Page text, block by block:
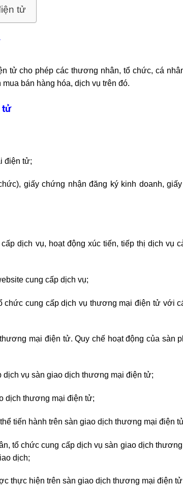
tử
tử cho phép các thương nhân, tổ chức, cá
bán hàng hóa, dịch vụ trên đó.
tử
điện tử;
giấy chứng nhận đăng ký kinh doanh,
dịch vụ, hoạt động xúc tiến, tiếp thị dịch vụ
cung cấp dịch vụ;
cung cấp dịch vụ thương mại điện tử với
mại điện tử. Quy chế hoạt động của sàn
vụ sàn giao dịch thương mại điện tử;
dịch thương mại điện tử;
tiến hành trên sàn giao dịch thương mại điện
tổ chức cung cấp dịch vụ sàn giao dịch
dịch;
thực hiện trên sàn giao dịch thương mại điện